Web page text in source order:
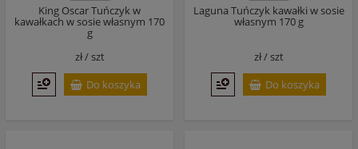
King Oscar Tuńczyk w
kawałkach w sosie własnym 170
g
zł /szt
Do koszyka
Laguna Tuńczyk kawałki w sosie
własnym 170 g
zł /szt
Do koszyka